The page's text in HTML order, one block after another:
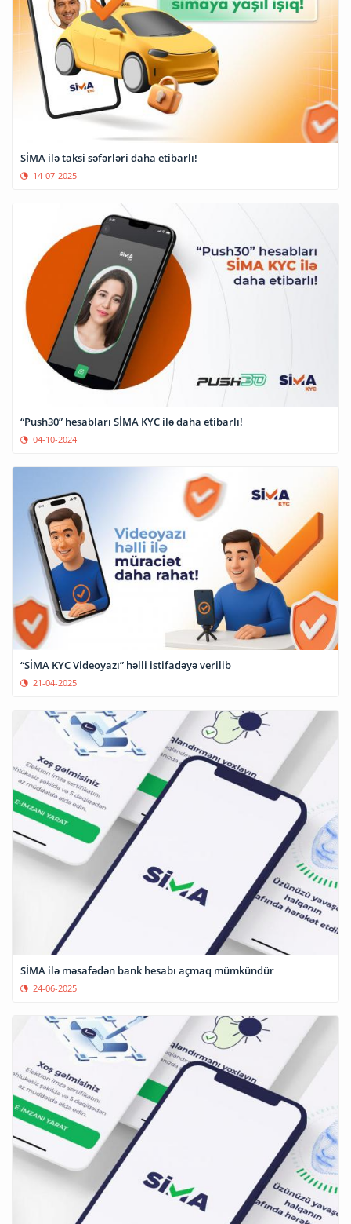
SİMA ilə taksi səfərləri daha etibarlı!
14-07-2025
“Push30” hesabları SİMA KYC ilə daha etibarlı!
04-10-2024
“SİMA KYC Videoyazı” həlli istifadəyə verilib
21-04-2025
SİMA ilə məsafədən bank hesabı açmaq mümkündür
24-06-2025